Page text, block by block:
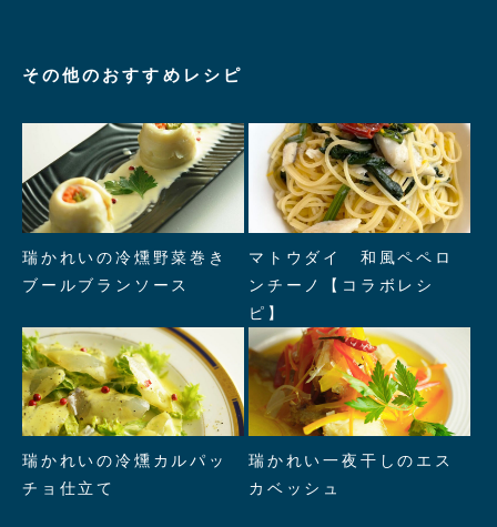
その他のおすすめレシピ
" alt="瑞かれいの冷燻野菜巻き
ブールブランソース"/>
瑞かれいの冷燻野菜巻き
ブールブランソース
" alt="マトウダイ 和風ペペロ
ンチーノ【コラボレシピ】"/>
マトウダイ 和風ペペロ
ンチーノ【コラボレシ
ピ】
" alt="瑞かれいの冷燻カルパッ
チョ仕立て"/>
瑞かれいの冷燻カルパッ
チョ仕立て
" alt="瑞かれい一夜干しのエス
瑞かれい一夜干しのエス
カベッシュ